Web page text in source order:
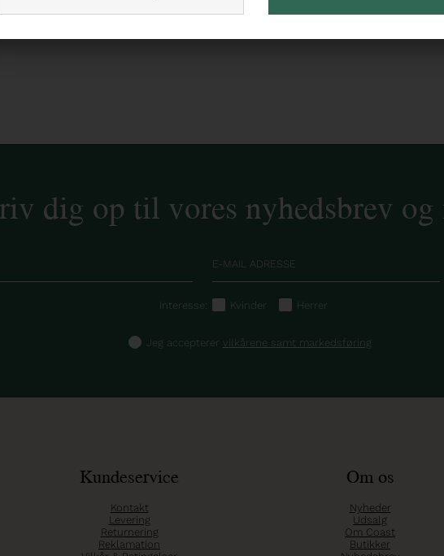
dig op til vores nyhedsbrev og
Interesse: Kvinder Herrer
Jeg accepterer vilkårene samt markedsføring
Kundeservice
Kontakt
Levering
Returnering
Reklamation
Om os
Nyheder
Udsalg
Om Coast
Butikker